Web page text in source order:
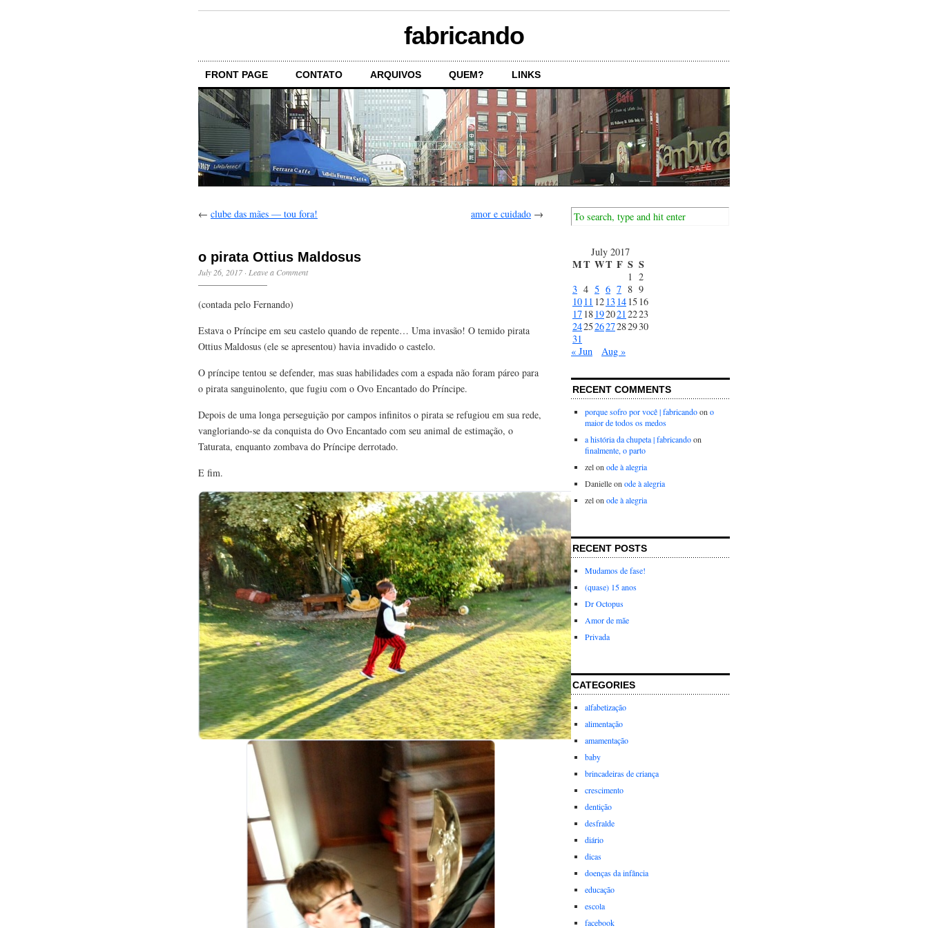
fabricando
FRONT PAGE CONTATO ARQUIVOS QUEM? LINKS
← clube das mães — tou fora! amor e cuidado →
o pirata Ottius Maldosus
July 26, 2017· Leave a Comment
(contada pelo Fernando)
Estava o Príncipe em seu castelo quando de repente… Uma invasão! O temido pirata
Ottius Maldosus (ele se apresentou) havia invadido o castelo.
O príncipe tentou se defender, mas suas habilidades com a espada não foram páreo para
o pirata sanguinolento, que fugiu com o Ovo Encantado do Príncipe.
Depois de uma longa perseguição por campos infinitos o pirata se refugiou em sua rede,
vangloriando-se da conquista do Ovo Encantado com seu animal de estimação, o
Taturata, enquanto zombava do Príncipe derrotado.
E fim.
July 2017
MT WT F S S
1 2
3 4 5 6 7 8 9
10 11 12 13 14 15 16
17 18 1920212223
24252627282930
31
« Jun
Aug »
RECENT COMMENTS
porque sofro por você | fabricandoon o
maior de todos os medos
a história da chupeta | fabricandoon
finalmente, o parto
zelon ode à alegria
Danielleon ode à alegria
zelon ode à alegria
RECENT POSTS
Mudamos de fase!
(quase) 15 anos
Dr Octopus
Amor de mãe
Privada
CATEGORIES
alfabetização
alimentação
amamentação
baby
brincadeiras de criança
crescimento
dentição
desfralde
diário
dicas
doenças da infância
educação
escola
facebook